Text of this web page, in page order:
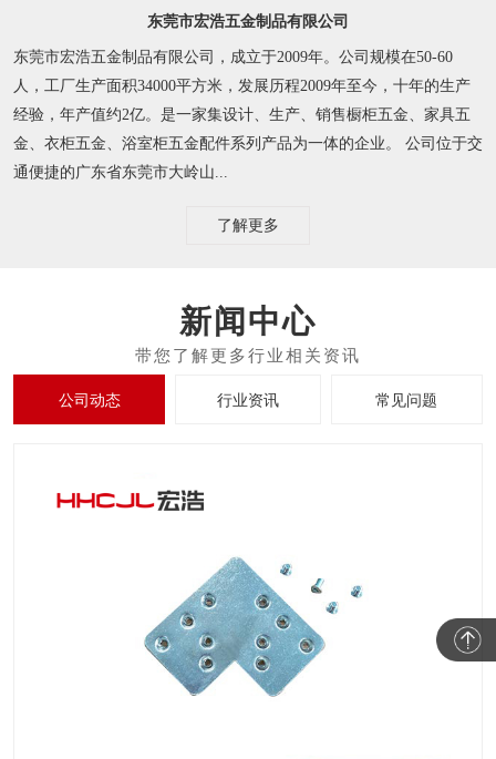
东莞市宏浩五金制品有限公司
东莞市宏浩五金制品有限公司，成立于2009年。公司规模在50-60
人，工厂生产面积34000平方米，发展历程2009年至今，十年的生产
经验，年产值约2亿。是一家集设计、生产、销售橱柜五金、家具五
金、衣柜五金、浴室柜五金配件系列产品为一体的企业。 公司位于交
通便捷的广东省东莞市大岭山...
了解更多
新闻中心
公司动态 行业资讯 常见问题